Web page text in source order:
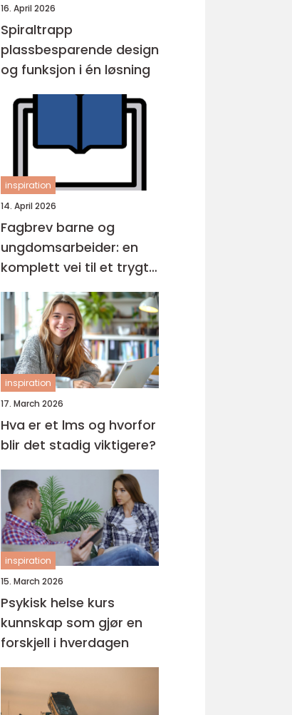
16. April 2026
Spiraltrapp
plassbesparende design
og funksjon i én løsning
inspiration
14. April 2026
Fagbrev barne og
ungdomsarbeider: en
komplett vei til et trygt
yrke
inspiration
17. March 2026
Hva er et lms og hvorfor
blir det stadig viktigere?
inspiration
15. March 2026
Psykisk helse kurs
kunnskap som gjør en
forskjell i hverdagen